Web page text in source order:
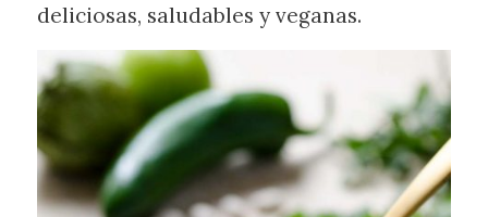
deliciosas, saludables y veganas.